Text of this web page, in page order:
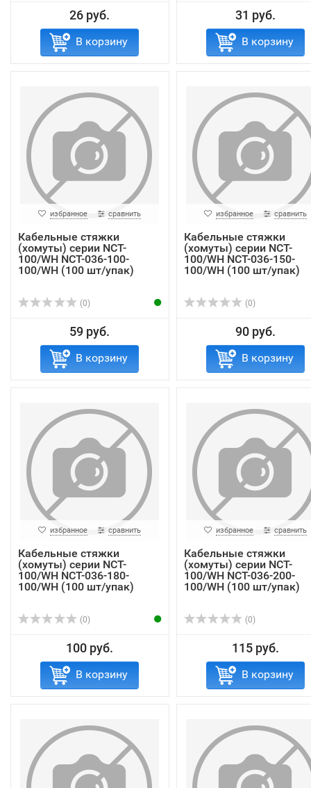
26 руб.
В корзину
31 руб.
В корзину
избранное сравнить
Кабельные стяжки
(хомуты) серии NCT-
100/WH NCT-036-100-
100/WH (100 шт/упак)
(0)
59 руб.
В корзину
избранное сравнить
Кабельные стяжки
(хомуты) серии NCT-
100/WH NCT-036-150-
100/WH (100 шт/упак)
(0)
90 руб.
В корзину
избранное сравнить
Кабельные стяжки
(хомуты) серии NCT-
100/WH NCT-036-180-
100/WH (100 шт/упак)
(0)
100 руб.
В корзину
избранное сравнить
Кабельные стяжки
(хомуты) серии NCT-
100/WH NCT-036-200-
100/WH (100 шт/упак)
(0)
115 руб.
В корзину